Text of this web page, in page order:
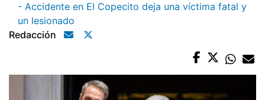
- Accidente en El Copecito deja una víctima fatal y
un lesionado
Redacción